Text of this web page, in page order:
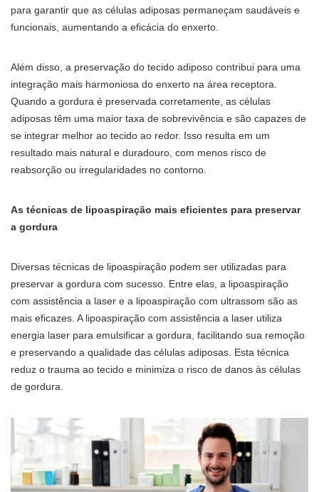
para garantir que as células adiposas permaneçam saudáveis e
funcionais, aumentando a eficácia do enxerto.
Além disso, a preservação do tecido adiposo contribui para uma
integração mais harmoniosa do enxerto na área receptora.
Quando a gordura é preservada corretamente, as células
adiposas têm uma maior taxa de sobrevivência e são capazes de
se integrar melhor ao tecido ao redor. Isso resulta em um
resultado mais natural e duradouro, com menos risco de
reabsorção ou irregularidades no contorno.
As técnicas de lipoaspiração mais eficientes para preservar
a gordura
Diversas técnicas de lipoaspiração podem ser utilizadas para
preservar a gordura com sucesso. Entre elas, a lipoaspiração
com assistência a laser e a lipoaspiração com ultrassom são as
mais eficazes. A lipoaspiração com assistência a laser utiliza
energia laser para emulsificar a gordura, facilitando sua remoção
e preservando a qualidade das células adiposas. Esta técnica
reduz o trauma ao tecido e minimiza o risco de danos às células
de gordura.